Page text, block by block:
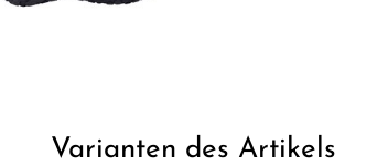
Varianten des Artikels